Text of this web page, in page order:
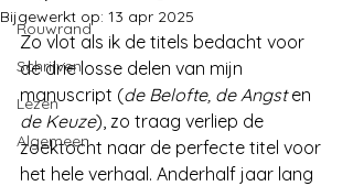
Rouwrand
Schrijven
Lezen
Algemeen
Bijgewerkt op: 13 apr 2025
Zo vlot als ik de titels bedacht voor
de drie losse delen van mijn
manuscript (de Belofte, de Angst en
de Keuze), zo traag verliep de
zoektocht naar de perfecte titel voor
het hele verhaal. Anderhalf jaar lang